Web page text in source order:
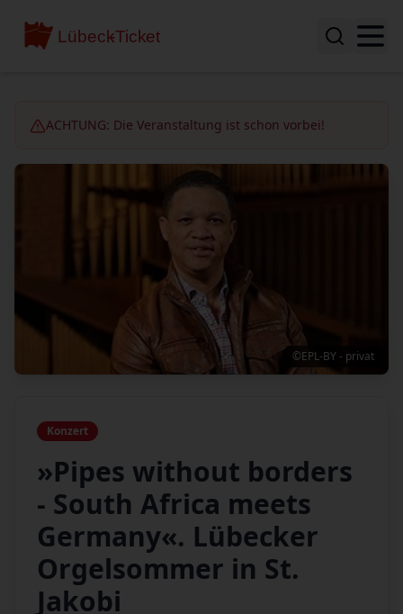
ACHTUNG: Die Veranstaltung ist schon vorbei!
©EPL-BY - privat
Konzert
»Pipes without borders
- South Africa meets
Germany«. Lübecker
Orgelsommer in St.
Jakobi